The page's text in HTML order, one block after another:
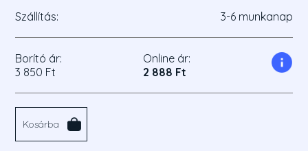
Szállítás: 3-6 munkanap
Borító ár:
3 850 Ft
Online ár:
2 888 Ft
Kosárba